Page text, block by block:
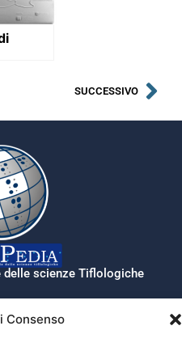
Consenso
SUCCESSIVO
delle scienze Tiflologiche